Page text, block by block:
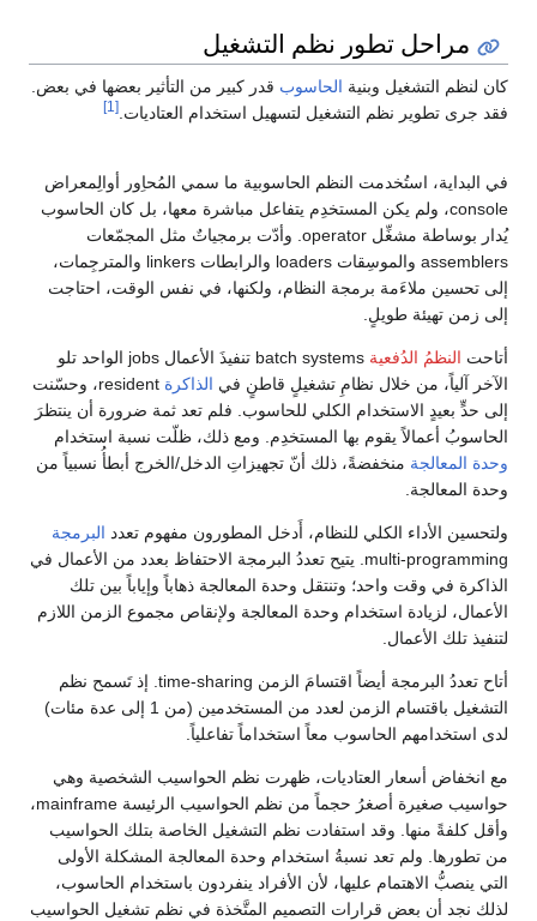
مراحل تطور نظم التشغيل
كان لنظم التشغيل وبنية الحاسوب قدر كبير من التأثير بعضها في بعض.
فقد جرى تطوير نظم التشغيل لتسهيل استخدام العتاديات. [1]
في البداية، استُخدمت النظم الحاسوبية ما سمي المُحاِور أوالِمعراض
console، ولم يكن المستخدِم يتفاعل مباشرة معها، بل كان الحاسوب
يُدار بوساطة مشغِّل operator. وأدّت برمجياتٌ مثل المجمّعات
assemblers والموسِقات loaders والرابطات linkers والمترجِمات،
إلى تحسين ملاءَمة برمجة النظام، ولكنها، في نفس الوقت، احتاجت
إلى زمن تهيئة طويلٍ.
أتاحت النظمُ الدُفعية
batch systems تنفيذَ الأعمال jobs الواحد تلو
الآخر آلياً، من خلال نظامِ تشغيلٍ قاطنٍ في الذاكرة
resident، وحسّنت
إلى حدٍّ بعيدٍ الاستخدام الكلي للحاسوب. فلم تعد ثمة ضرورة أن ينتظرَ
الحاسوبُ أعمالاً يقوم بها المستخدِم. ومع ذلك، ظلّت نسبة استخدام
وحدة المعالجة منخفضةً، ذلك أنّ تجهيزاتِ الدخل/الخرج أبطأُ نسبياً من
وحدة المعالجة.
ولتحسين الأداء الكلي للنظام، أَدخل المطورون مفهوم تعدد البرمجة
multi-programming. يتيح تعددُ البرمجة الاحتفاظ بعدد من الأعمال في
الذاكرة في وقت واحد؛ وتنتقل وحدة المعالجة ذهاباً وإياباً بين تلك
الأعمال، لزيادة استخدام وحدة المعالجة ولإنقاص مجموع الزمن اللازم
لتنفيذ تلك الأعمال.
أتاح تعددُ البرمجة أيضاً اقتسامَ الزمن time-sharing. إذ تَسمح نظم
التشغيل باقتسام الزمن لعدد من المستخدمين (من 1 إلى عدة مئات)
لدى استخدامهم الحاسوب معاً استخداماً تفاعلياً.
مع انخفاض أسعار العتاديات، ظهرت نظم الحواسيب الشخصية وهي
حواسيب صغيرة أصغرُ حجماً من نظم الحواسيب الرئيسة mainframe،
وأقل كلفةً منها. وقد استفادت نظم التشغيل الخاصة بتلك الحواسيب
من تطورها. ولم تعد نسبةُ استخدام وحدة المعالجة المشكلة الأولى
التي ينصبُّ الاهتمام عليها، لأن الأفراد ينفردون باستخدام الحاسوب،
لذلك نجد أن بعض قرارات التصميم المتَّخذة في نظم تشغيل الحواسيب